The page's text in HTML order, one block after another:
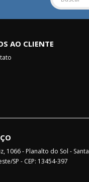
AO CLIENTE
1066 - Planalto do Sol - Santa
SP - CEP: 13454-397